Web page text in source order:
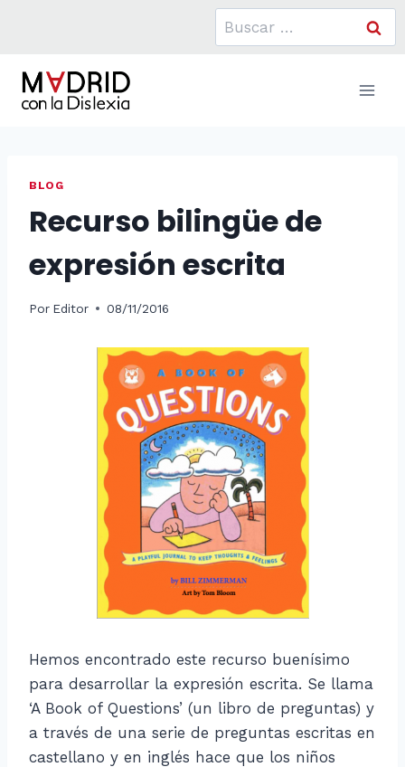
Buscar:
BLOG
Recurso bilingüe de
expresión escrita
Por Editor 08/11/2016
Hemos encontrado este recurso buenísimo
para desarrollar la expresión escrita. Se llama
‘A Book of Questions’ (un libro de preguntas) y
a través de una serie de preguntas escritas en
castellano y en inglés hace que los niños